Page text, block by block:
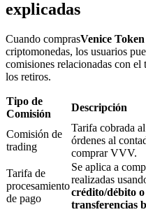
Préstamos
Servicio de préstamos
explicadas
Cuando comprasVenice
criptomonedas, los usuarios
comisiones relacionadas con
los retiros.
Tipo de
Comisión
Descripción
Comisión de
trading
Tarifa cobrada
órdenes al
comprar VVV.
Tarifa de
procesamiento
de pago
Se aplica a
realizadas
crédito/débito o
transferencias